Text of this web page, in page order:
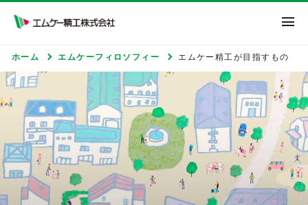
エムケー精工株式
ホーム エムケーフィロソフィー エムケー精工が目指すもの